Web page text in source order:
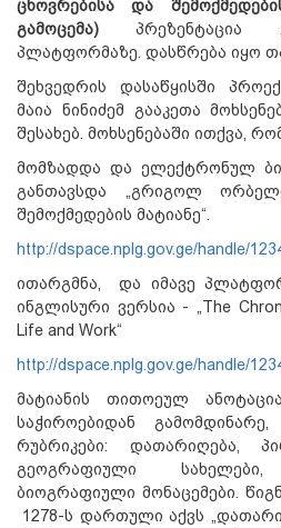
ცხოვრებისა და
გამოცემა)პრეზენტაცია
პლატფორმაზე. დასწრება იყო
შეხვედრის დასაწყისში
მაია ნინიძემ გააკეთა
შესახებ. მოხსენებაში ითქვა,
მომზადდა და ელექტრონულ
განთავსდა „გრიგოლ
შემოქმედების მატიანე“.
http://dspace.nplg.gov.ge/handle/
ითარგმნა, და იმავე
ინგლისური ვერსია - „The
Life and Work“
http://dspace.nplg.gov.ge/handle/
მატიანის თითოეულ
საჭიროებიდან
რუბრიკები: დათარიღება,
გეოგრაფიული
ბიოგრაფიული მონაცემები.
1278-ს დართული აქვს